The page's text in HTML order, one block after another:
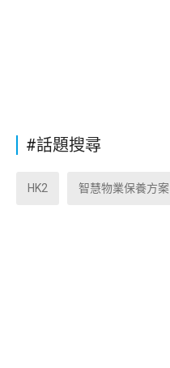
#話題搜尋
HK2 智慧物業保養方案